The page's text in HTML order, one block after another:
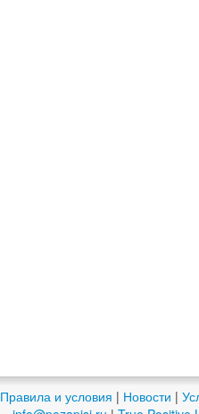
Правила и условия | Новости |